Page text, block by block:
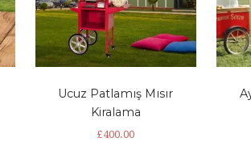
Ucuz Patlamış Mısır
Kiralama
£400.00